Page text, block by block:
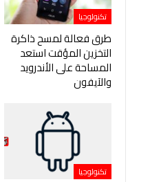
تكنولوجيا
طرق فعالة لمسح ذاكرة
التخزين المؤقت استعد
المساحة على الأندرويد
والآيفون
تكنولوجيا